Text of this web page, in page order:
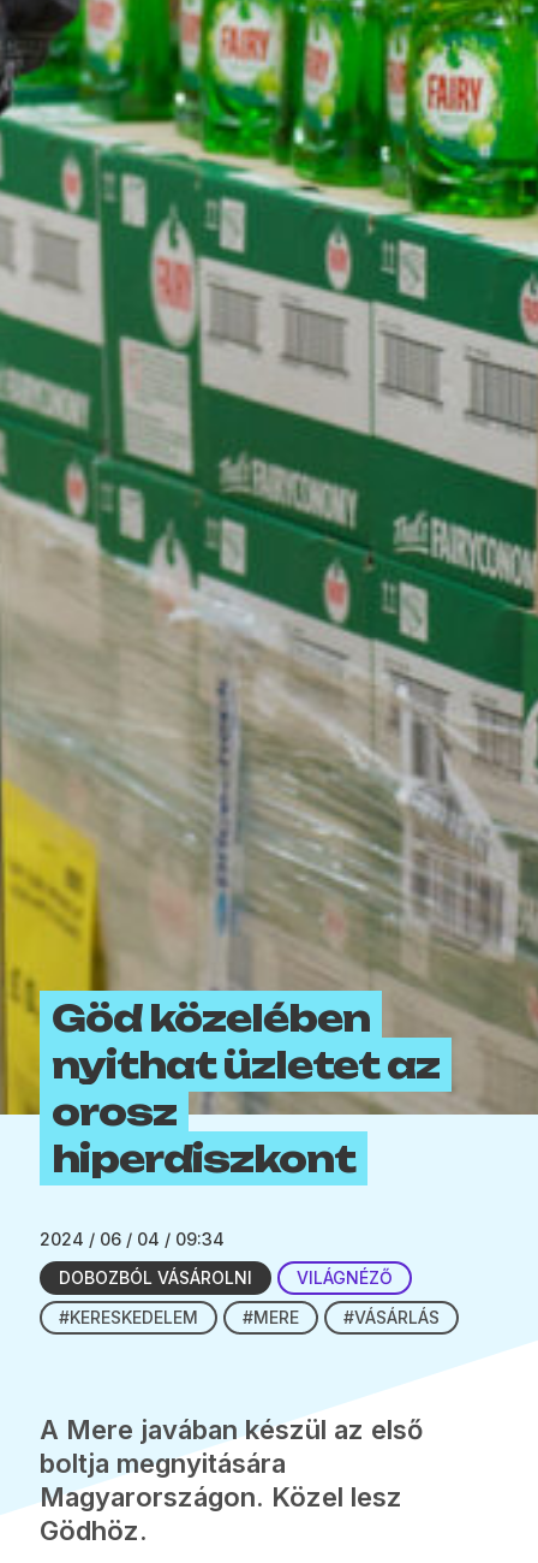
Göd közelében
nyithat üzletet az
orosz
hiperdiszkont
2024 / 06 / 04 / 09:34
DOBOZBÓL VÁSÁROLNI
VILÁGNÉZŐ
#KERESKEDELEM
#MERE #VÁSÁRLÁS
A Mere javában készül az első
boltja megnyitására
Magyarországon. Közel lesz
Gödhöz.